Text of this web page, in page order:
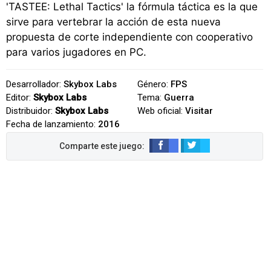
'TASTEE: Lethal Tactics' la fórmula táctica es la que
sirve para vertebrar la acción de esta nueva
propuesta de corte independiente con cooperativo
para varios jugadores en PC.
Desarrollador: Skybox Labs
Editor: Skybox Labs
Distribuidor: Skybox Labs
Fecha de lanzamiento: 2016
Género: FPS
Tema: Guerra
Web oficial: Visitar